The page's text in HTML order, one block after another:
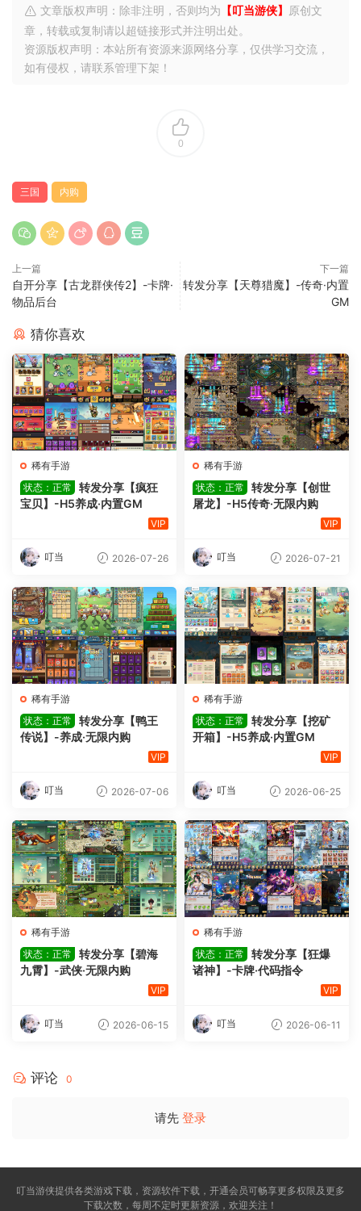
文章版权声明：除非注明，否则均为 【叮当游侠】
原创文
章，转载或复制请以超链接形式并注明出处。
资源版权声明：本站所有资源来源网络分享，仅供学习交流，
如有侵权，请联系管理下架！
0
三国 内购
上一篇
自开分享【古龙群侠传2】-卡牌·
物品后台
下一篇
转发分享【天尊猎魔】-传奇·内置
GM
猜你喜欢
稀有手游
状态：正常
转发分享【疯狂
宝贝】-H5养成·内置GM
VIP
叮当 2026-07-26
稀有手游
状态：正常
转发分享【创世
屠龙】-H5传奇·无限内购
VIP
叮当 2026-07-21
稀有手游
状态：正常
转发分享【鸭王
传说】-养成·无限内购
VIP
叮当 2026-07-06
稀有手游
状态：正常
转发分享【挖矿
开箱】-H5养成·内置GM
VIP
叮当 2026-06-25
稀有手游
状态：正常
转发分享【碧海
九霄】-武侠·无限内购
VIP
叮当 2026-06-15
稀有手游
状态：正常
转发分享【狂爆
诸神】-卡牌·代码指令
VIP
叮当 2026-06-11
评论 0
请先 登录
叮当游侠提供各类游戏下载，资源软件下载，开通会员可畅享更多权限及更多
下载次数，每周不定时更新资源，欢迎关注！